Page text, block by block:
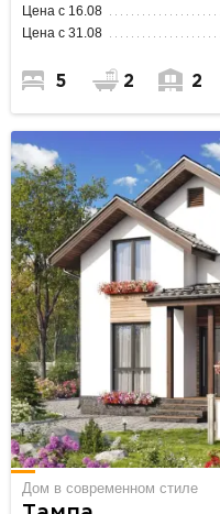
Цена с 16.08
Цена с 31.08
5 2 2
Дом в современном стиле